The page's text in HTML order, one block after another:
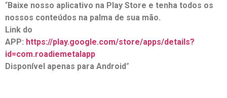
“Baixe nosso aplicativo na Play Store e tenha todos os
nossos conteúdos na palma de sua mão.
Link do
APP: https://play.google.com/store/apps/details?
id=com.roadiemetalapp
Disponível apenas para Android ”